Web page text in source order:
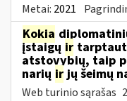
Metai: 2021
Kokia
įstaigų ir
atstovybių, taip
narių irjų šeimų
Web turinio sąrašas